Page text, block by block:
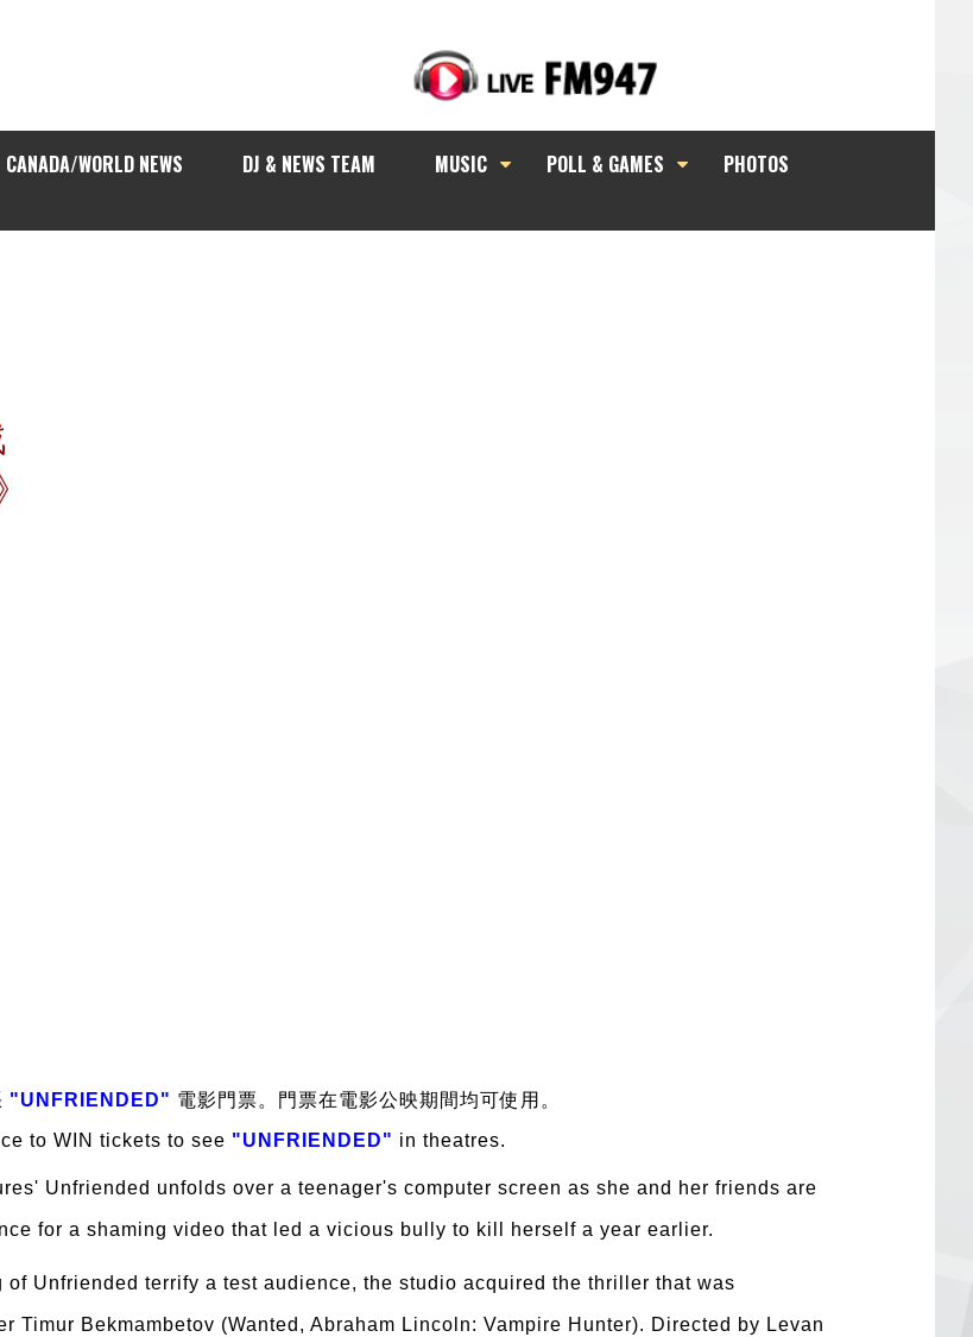
CANADA/WORLD NEWS DJ & NEWS TEAM MUSIC POLL & GAMES
PHOTOS
"UNFRIENDED" 電影門票。門票在電影公映期間均可使用。
to WIN tickets to see "UNFRIENDED" in theatres.
Unfriended unfolds over a teenager's computer screen as she and her friends are
for a shaming video that led a vicious bully to kill herself a year earlier.
Unfriended terrify a test audience, the studio acquired the thriller that was
Timur Bekmambetov (Wanted, Abraham Lincoln: Vampire Hunter). Directed by Levan